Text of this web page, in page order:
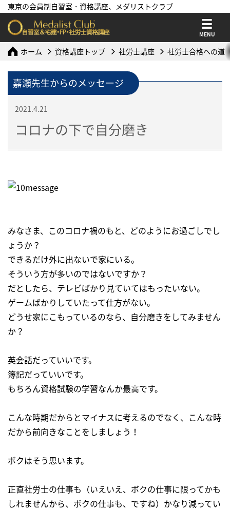
東京の会員制自習室・資格講座、メダリストクラブ
MENU
ホーム 資格講座トップ 社労士講座 社労士合格への道
嘉瀬先生からのメッセージ
2021.4.21
コロナの下で自分磨き
みなさま、このコロナ禍のもと、どのようにお過ごしでし
ょうか？
できるだけ外に出ないで家にいる。
そういう方が多いのではないですか？
だとしたら、テレビばかり見ていてはもったいない。
ゲームばかりしていたって仕方がない。
どうせ家にこもっているのなら、自分磨きをしてみません
か？
英会話だっていいです。
簿記だっていいです。
もちろん資格試験の学習なんか最高です。
こんな時期だからとマイナスに考えるのでなく、こんな時
だから前向きなことをしましょう！
ボクはそう思います。
正直社労士の仕事も（いえいえ、ボクの仕事に限ってかも
しれませんから、ボクの仕事も、ですね）かなり減ってい